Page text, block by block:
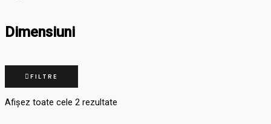
Dimensiuni
FILTRE
Afișez toate cele 2 rezultate